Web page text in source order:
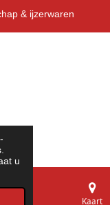
u
& ijzerwaren
Kaart